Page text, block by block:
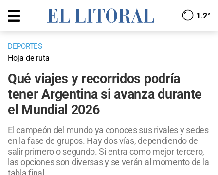
1.2°
DEPORTES
Hoja de ruta
Qué viajes y recorridos podría
tener Argentina si avanza durante
el Mundial 2026
El campeón del mundo ya conoces sus rivales y sedes
en la fase de grupos. Hay dos vías, dependiendo de
salir primero o segundo. Si entra como mejor tercero,
las opciones son diversas y se verán al momento de la
tabla final.